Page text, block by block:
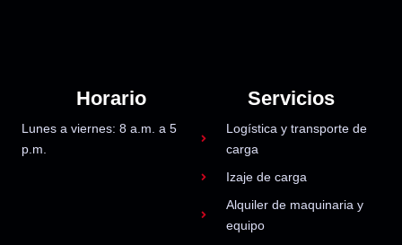
Horario
Lunes a viernes: 8 a.m. a 5
p.m.
Servicios
Logística y transporte de
carga
Izaje de carga
Alquiler de maquinaria y
equipo